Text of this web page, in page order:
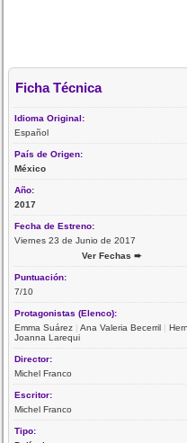
Ficha Técnica
Idioma Original:
Español
País de Origen:
México
Año:
2017
Fecha de Estreno:
Viernes 23 de Junio de 2017
Ver Fechas ➨
Puntuación:
7/10
Protagonistas (Elenco):
Emma Suárez |Ana Valeria Becerril |
Joanna Larequi
Director:
Michel Franco
Escritor:
Michel Franco
Tipo: